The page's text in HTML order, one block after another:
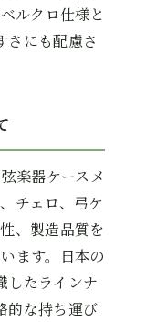
ルクロ仕様と
さにも配慮さ
楽器ケースメ
チェロ、弓ケ
、製造品質を
ます。日本の
したラインナ
的な持ち運び